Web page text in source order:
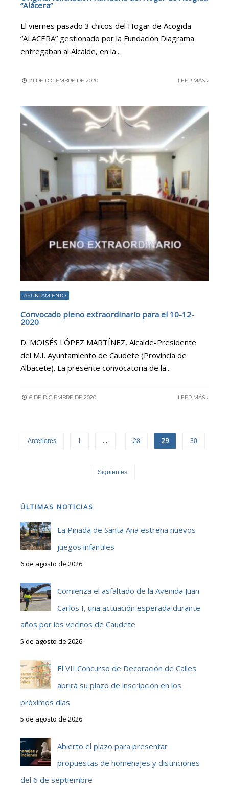
“Alácera”
El viernes pasado 3 chicos del Hogar de Acogida
“ALACERA” gestionado por la Fundación Diagrama
entregaban al Alcalde, en la...
21 DE DICIEMBRE DE 2020 LEER MÁS
AYUNTAMIENTO
Convocado pleno extraordinario para el 10-12-
2020
D. MOISÉS LÓPEZ MARTÍNEZ, Alcalde-Presidente
del M.I. Ayuntamiento de Caudete (Provincia de
Albacete). La presente convocatoria de la...
6 DE DICIEMBRE DE 2020 LEER MÁS
Anteriores 1 … 28 29 30
Siguientes
ÚLTIMAS NOTICIAS
La Pinada de Santa Ana estrena nuevos
juegos infantiles
6 de agosto de 2026
Comienza el asfaltado de la Avenida Juan
Carlos I, una actuación esperada durante
años por los vecinos de Caudete
5 de agosto de 2026
El VII Concurso de Decoración de Calles
abrirá su plazo de inscripción en los
próximos días
5 de agosto de 2026
Abierto el plazo para presentar
propuestas de homenajes y distinciones
del 6 de septiembre